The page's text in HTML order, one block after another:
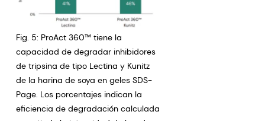
Fig. 5: ProAct 360™ tiene la
capacidad de degradar inhibidores
de tripsina de tipo Lectina y Kunitz
de la harina de soya en geles SDS-
Page. Los porcentajes indican la
eficiencia de degradación calculada